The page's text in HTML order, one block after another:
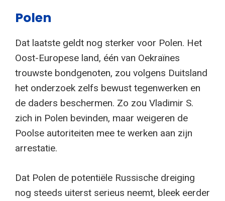
Polen
Dat laatste geldt nog sterker voor Polen. Het
Oost-Europese land, één van Oekraïnes
trouwste bondgenoten, zou volgens Duitsland
het onderzoek zelfs bewust tegenwerken en
de daders beschermen. Zo zou Vladimir S.
zich in Polen bevinden, maar weigeren de
Poolse autoriteiten mee te werken aan zijn
arrestatie.
Dat Polen de potentiële Russische dreiging
nog steeds uiterst serieus neemt, bleek eerder